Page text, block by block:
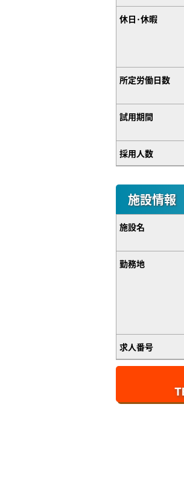
休日･休暇
所定労働日数
試用期間
採用人数
施設情報
施設名
勤務地
求人番号